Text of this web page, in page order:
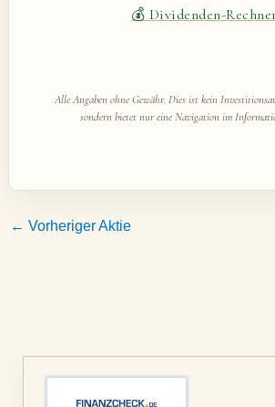
💰 Dividenden-
Alle Angaben ohne Gewähr. Dies ist kein
sondern bietet nur eine Navigation im
← Vorheriger Aktie